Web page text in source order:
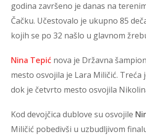
godina završeno je danas na
Čačku. Učestovalo je ukupno 85
kojih se po 32 našlo u glavnom
Nina Tepić nova je Državna
mesto osvojila je Lara Miličić. Treća
dok je četvrto mesto osvojila
Kod devojčica dublove su osvojile
Miličić pobedivši u uzbudljivom